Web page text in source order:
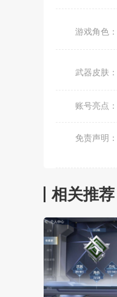
游戏角色：
武器皮肤：
账号亮点：
免责声明：
相关推荐